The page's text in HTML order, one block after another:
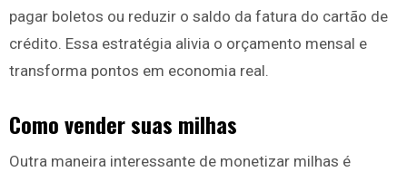
pagar boletos ou reduzir o saldo da fatura do cartão de
crédito. Essa estratégia alivia o orçamento mensal e
transforma pontos em economia real.
Como vender suas milhas
Outra maneira interessante de monetizar milhas é